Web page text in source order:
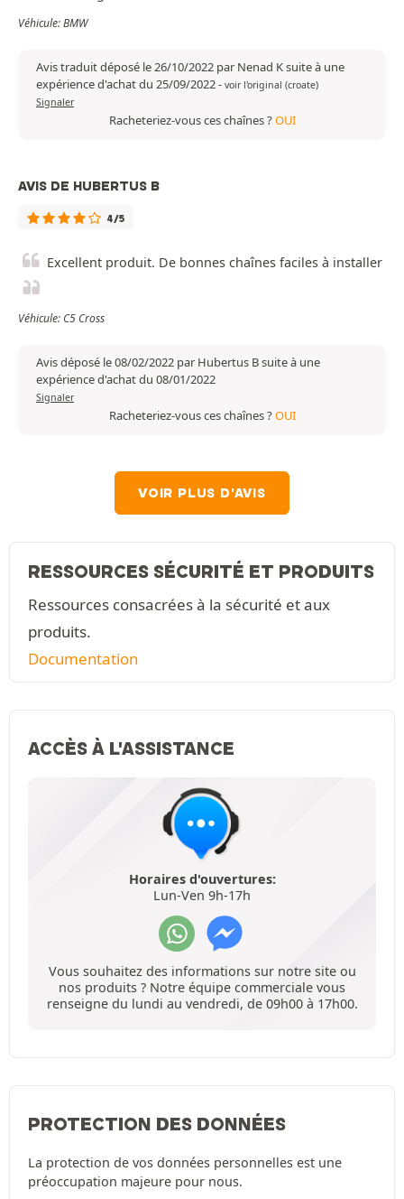
Véhicule: BMW
Avis traduit déposé le 26/10/2022 par Nenad K suite à une
expérience d'achat du 25/09/2022- voir l'original (croate)
Signaler
Racheteriez-vous ces chaînes ?OUI
AVIS DE HUBERTUS B
4/5
Excellent produit. De bonnes chaînes faciles à installer
Véhicule: C5 Cross
Avis déposé le 08/02/2022 par Hubertus B suite à une
expérience d'achat du 08/01/2022
Signaler
Racheteriez-vous ces chaînes ?OUI
VOIR PLUS D'AVIS
RESSOURCES SÉCURITÉ ET PRODUITS
Ressources consacrées à la sécurité et aux
produits.
Documentation
ACCÈS À L'ASSISTANCE
Horaires d'ouvertures:
Lun-Ven 9h-17h
Vous souhaitez des informations sur notre site ou
nos produits ? Notre équipe commerciale vous
renseigne du lundi au vendredi, de 09h00 à 17h00.
PROTECTION DES DONNÉES
La protection de vos données personnelles est une
préoccupation majeure pour nous.